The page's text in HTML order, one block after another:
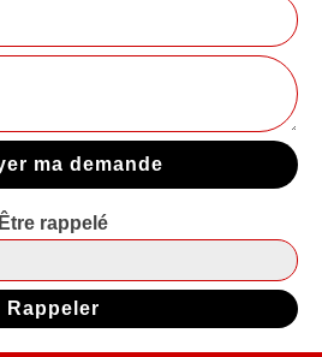
Être rappelé